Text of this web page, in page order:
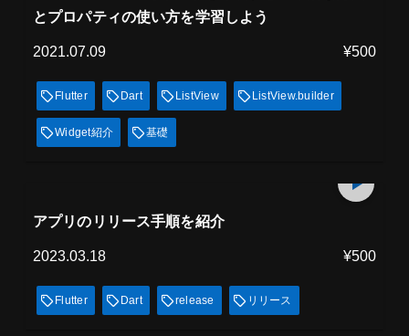
とプロパティの使い方を学習しよう
2021.07.09 ¥500
Flutter Dart ListView ListView.builder
Widget紹介 基礎
15min
見放題
アプリのリリース手順を紹介
2023.03.18 ¥500
Flutter Dart release リリース